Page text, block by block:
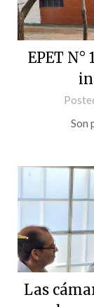
EPET
Son
Las